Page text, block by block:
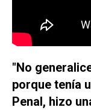
"No
porque tenía
Penal, hizo